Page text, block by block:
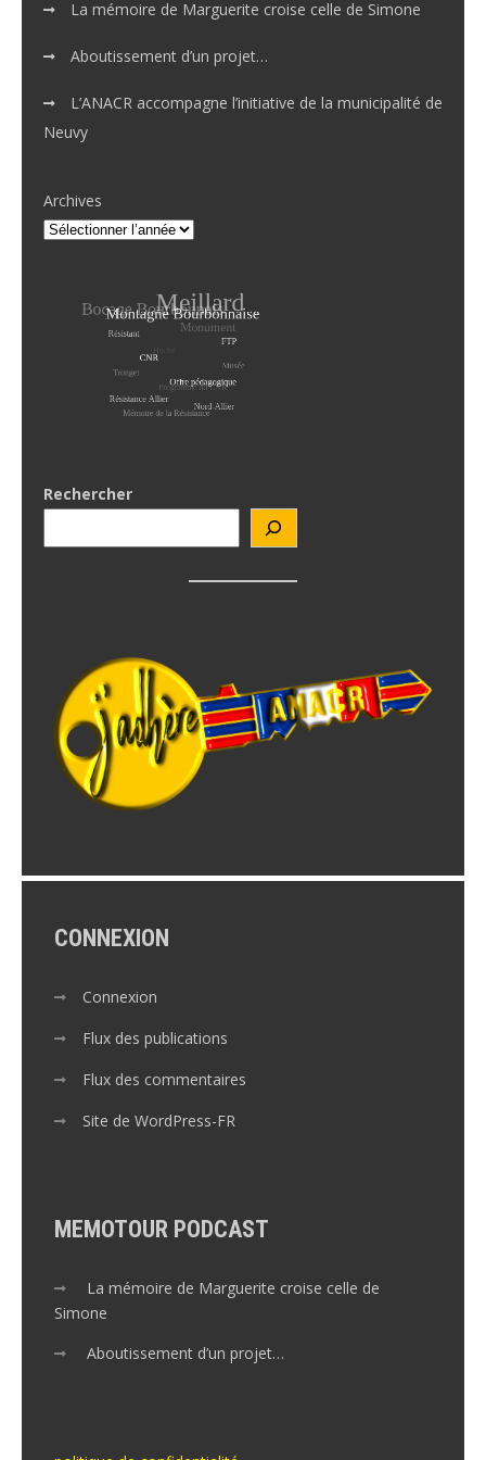
La mémoire de Marguerite croise celle de Simone
Aboutissement d’un projet…
L’ANACR accompagne l’initiative de la municipalité de
Neuvy
Archives
Rechercher
CONNEXION
Connexion
Flux des publications
Flux des commentaires
Site de WordPress-FR
MEMOTOUR PODCAST
La mémoire de Marguerite croise celle de
Simone
Aboutissement d’un projet…